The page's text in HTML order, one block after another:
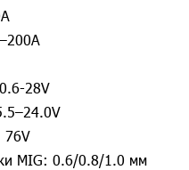
28V
76V
MIG: 0.6/0.8/1.0 мм